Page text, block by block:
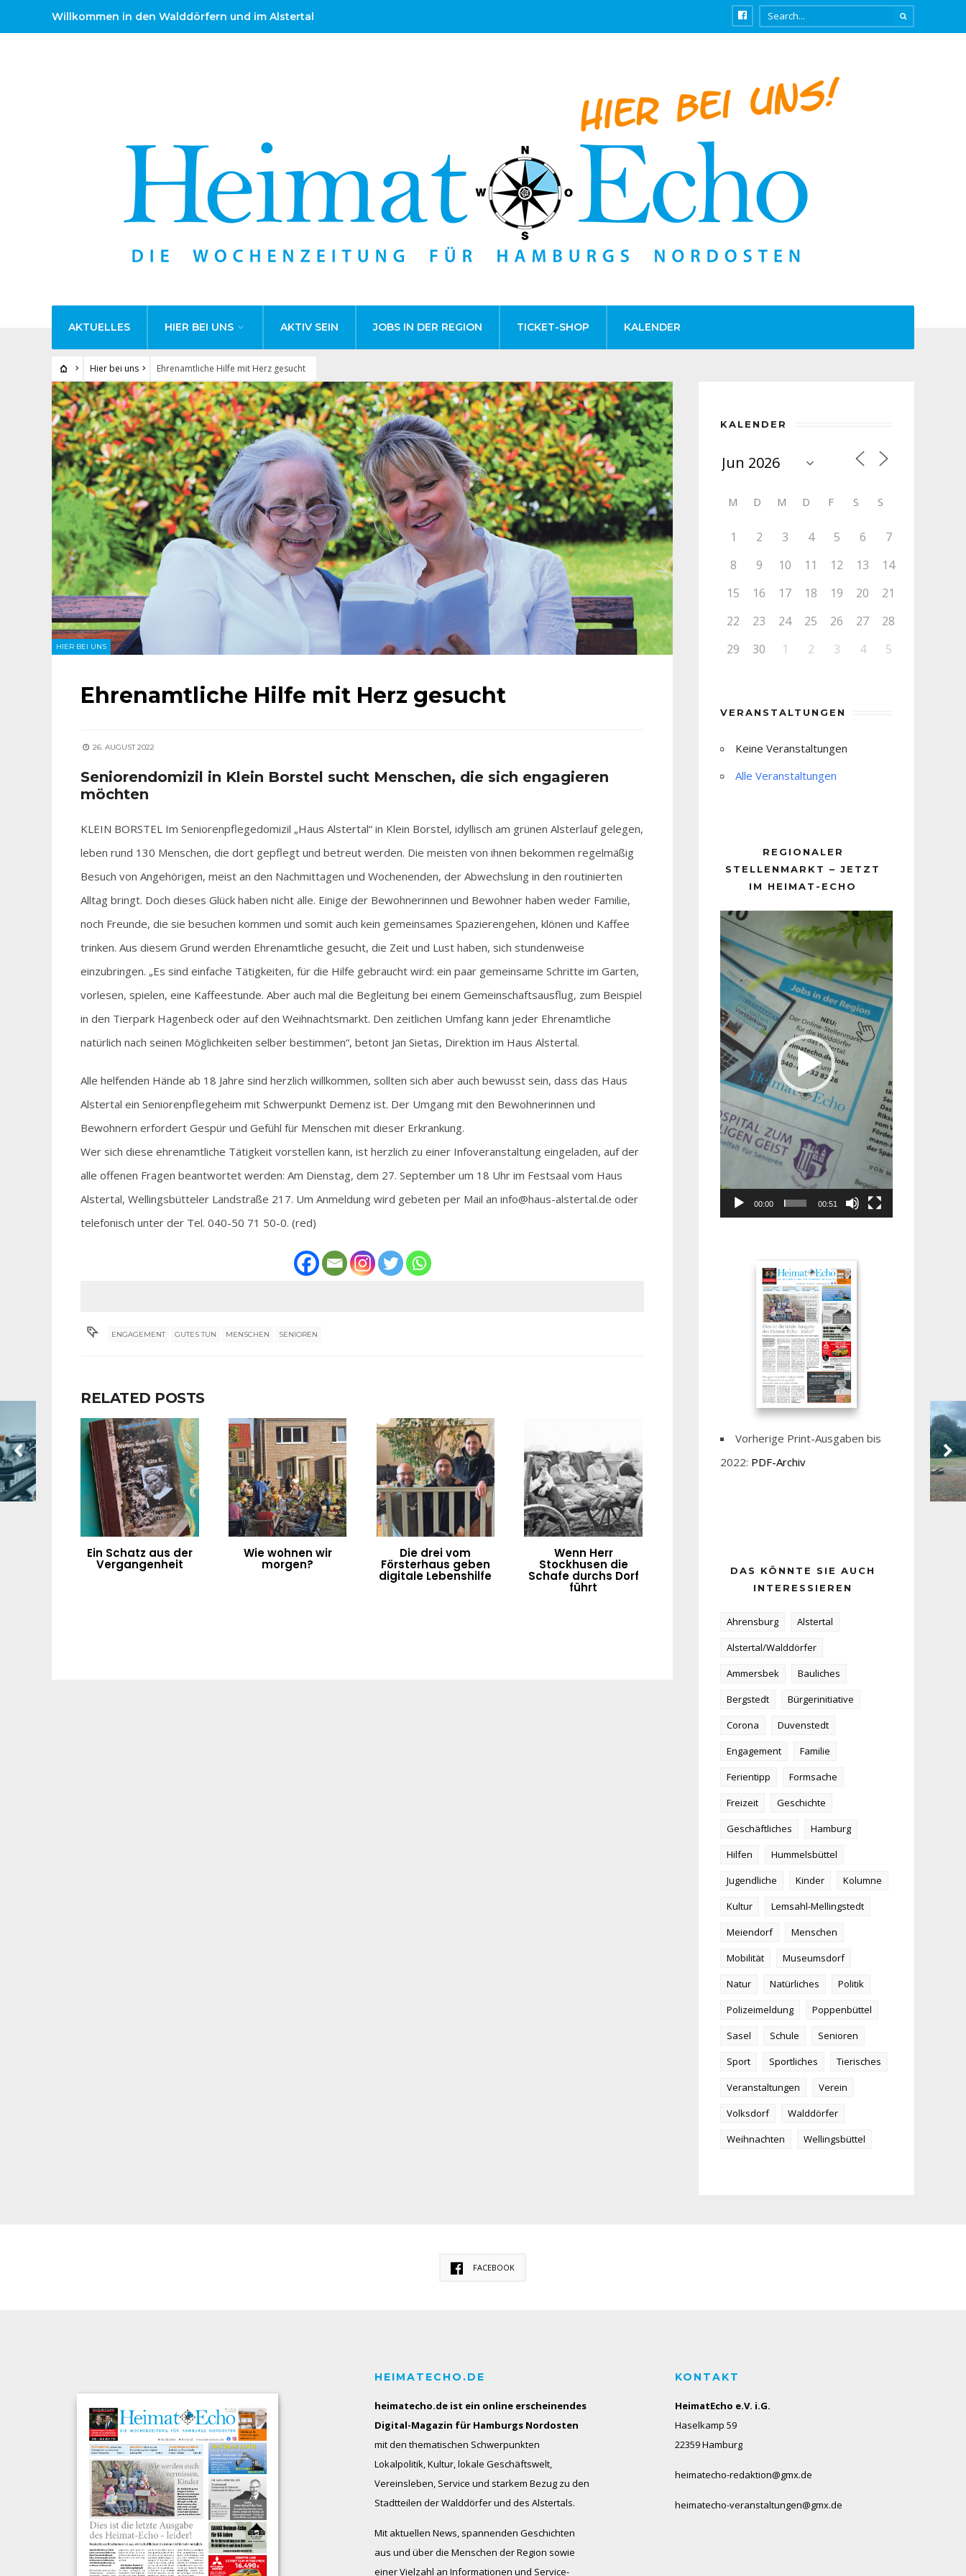
Willkommen in den Walddörfern und im Alstertal
AKTUELLES HIER BEI UNS AKTIV SEIN JOBS IN DER REGION TICKET-SHOP KALENDER
Hier bei uns Ehrenamtliche Hilfe mit Herz gesucht
HIER BEI UNS
Ehrenamtliche Hilfe mit Herz gesucht
26. AUGUST 2022
Seniorendomizil in Klein Borstel sucht Menschen, die sich engagieren
möchten
KLEIN BORSTEL Im Seniorenpflegedomizil „Haus Alstertal“ in Klein Borstel, idyllisch am grünen Alsterlauf gelegen,
leben rund 130 Menschen, die dort gepflegt und betreut werden. Die meisten von ihnen bekommen regelmäßig
Besuch von Angehörigen, meist an den Nachmittagen und Wochenenden, der Abwechslung in den routinierten
Alltag bringt. Doch dieses Glück haben nicht alle. Einige der Bewohnerinnen und Bewohner haben weder Familie,
noch Freunde, die sie besuchen kommen und somit auch kein gemeinsames Spazierengehen, klönen und Kaffee
trinken. Aus diesem Grund werden Ehrenamtliche gesucht, die Zeit und Lust haben, sich stundenweise
einzubringen. „Es sind einfache Tätigkeiten, für die Hilfe gebraucht wird: ein paar gemeinsame Schritte im Garten,
vorlesen, spielen, eine Kaffeestunde. Aber auch mal die Begleitung bei einem Gemeinschaftsausflug, zum Beispiel
in den Tierpark Hagenbeck oder auf den Weihnachtsmarkt. Den zeitlichen Umfang kann jeder Ehrenamtliche
natürlich nach seinen Möglichkeiten selber bestimmen“, betont Jan Sietas, Direktion im Haus Alstertal.
Alle helfenden Hände ab 18 Jahre sind herzlich willkommen, sollten sich aber auch bewusst sein, dass das Haus
Alstertal ein Seniorenpflegeheim mit Schwerpunkt Demenz ist. Der Umgang mit den Bewohnerinnen und
Bewohnern erfordert Gespür und Gefühl für Menschen mit dieser Erkrankung.
Wer sich diese ehrenamtliche Tätigkeit vorstellen kann, ist herzlich zu einer Infoveranstaltung eingeladen, auf der
alle offenen Fragen beantwortet werden: Am Dienstag, dem 27. September um 18 Uhr im Festsaal vom Haus
Alstertal, Wellingsbütteler Landstraße 217. Um Anmeldung wird gebeten per Mail an info@haus-alstertal.de oder
telefonisch unter der Tel. 040-50 71 50-0. (red)
ENGAGEMENT GUTES TUN MENSCHEN SENIOREN
RELATED POSTS
Ein Schatz aus der
Vergangenheit
Wie wohnen wir
morgen?
Die drei vom
Försterhaus geben
digitale Lebenshilfe
Wenn Herr
Stockhusen die
Schafe durchs Dorf
führt
KALENDER
M D M D F S S
1 2 3 4 5 6
7
8
9 10 11 12 13
14
15
16 17 18 19 20
21
22
23 24 25 26 27
28
29
30 1 2 3 4 5
VERANSTALTUNGEN
Keine Veranstaltungen
Alle Veranstaltungen
REGIONALER
STELLENMARKT – JETZT
IM HEIMAT-ECHO
Player
00:00 00:51
Vorherige Print-Ausgaben bis
2022: PDF-Archiv
DAS KÖNNTE SIE AUCH
INTERESSIEREN
Ahrensburg
Alstertal
Alstertal/Walddörfer
Ammersbek
Bauliches
Bergstedt
Bürgerinitiative
Corona
Duvenstedt
Engagement
Familie
Ferientipp
Formsache
Freizeit
Geschichte
Geschäftliches
Hamburg
Hilfen
Hummelsbüttel
Jugendliche
Kinder
Kolumne
Kultur
Lemsahl-Mellingstedt
Meiendorf
Menschen
Mobilität
Museumsdorf
Natur
Natürliches
Politik
Polizeimeldung
Poppenbüttel
Sasel
Schule
Senioren
Sport
Sportliches
Tierisches
Veranstaltungen
Verein
Volksdorf
Walddörfer
Weihnachten
Wellingsbüttel
FACEBOOK
HEIMATECHO.DE
heimatecho.de ist ein online erscheinendes
Digital-Magazin für Hamburgs Nordosten
mit den thematischen Schwerpunkten
Lokalpolitik, Kultur, lokale Geschäftswelt,
Vereinsleben, Service und starkem Bezug zu den
Stadtteilen der Walddörfer und des Alstertals.
Mit aktuellen News, spannenden Geschichten
aus und über die Menschen der Region sowie
einer Vielzahl an Informationen und Service-
KONTAKT
HeimatEcho e.V. i.G.
Haselkamp 59
22359 Hamburg
heimatecho-redaktion@gmx.de
heimatecho-veranstaltungen@gmx.de